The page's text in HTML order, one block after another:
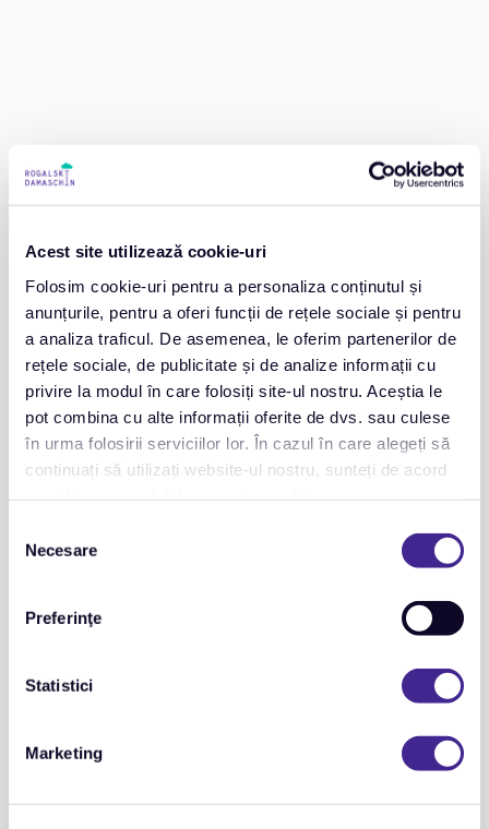
Acest site utilizează cookie-uri
Folosim cookie-uri pentru a personaliza conținutul și
anunțurile, pentru a oferi funcții de rețele sociale și pentru
a analiza traficul. De asemenea, le oferim partenerilor de
rețele sociale, de publicitate și de analize informații cu
privire la modul în care folosiți site-ul nostru. Aceștia le
pot combina cu alte informații oferite de dvs. sau culese
în urma folosirii serviciilor lor. În cazul în care alegeți să
continuați să utilizați website-ul nostru, sunteți de acord
consimțământului
Necesare
Preferinţe
Statistici
Marketing